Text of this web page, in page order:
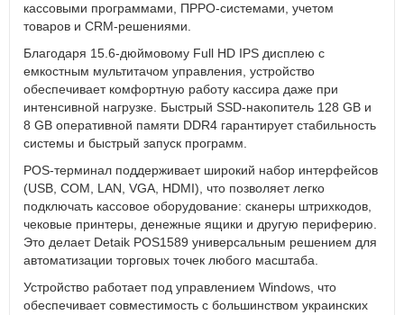
кассовыми программами, ПРРО-системами, учетом
товаров и CRM-решениями.
Благодаря 15.6-дюймовому Full HD IPS дисплею с
емкостным мультитачом управления, устройство
обеспечивает комфортную работу кассира даже при
интенсивной нагрузке. Быстрый SSD-накопитель 128 GB и
8 GB оперативной памяти DDR4 гарантирует стабильность
системы и быстрый запуск программ.
POS-терминал поддерживает широкий набор интерфейсов
(USB, COM, LAN, VGA, HDMI), что позволяет легко
подключать кассовое оборудование: сканеры штрихкодов,
чековые принтеры, денежные ящики и другую периферию.
Это делает Detaik POS1589 универсальным решением для
автоматизации торговых точек любого масштаба.
Устройство работает под управлением Windows, что
обеспечивает совместимость с большинством украинских